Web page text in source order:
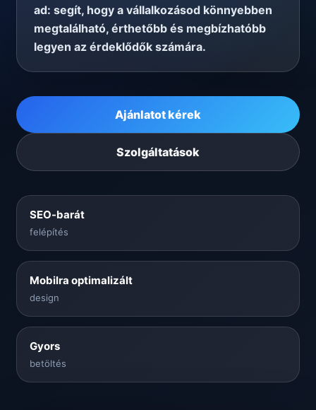
ad: segít, hogy a vállalkozásod könnyebben
megtalálható, érthetőbb és megbízhatóbb
legyen az érdeklődők számára.
Ajánlatot kérek
Szolgáltatások
SEO-barát
felépítés
Mobilra optimalizált
design
Gyors
betöltés